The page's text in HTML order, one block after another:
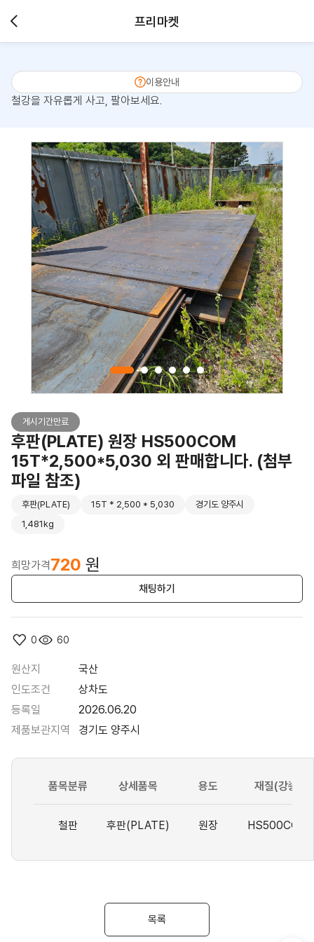
프리마켓
이용안내
철강을 자유롭게 사고, 팔아보세요.
게시기간만료
후판(PLATE) 원장 HS500COM
15T*2,500*5,030 외 판매합니다. (첨부
파일 참조)
후판(PLATE) 15T * 2,500 * 5,030
경기도 양주시
1,481kg
희망가격720 원
채팅하기
0 60
원산지
국산
인도조건
상차도
등록일
2026.06.20
제품보관지역
경기도 양주시
품목분류 상세품목 용도 재질(강종)
철판 후판(PLATE) 원장 HS500COM
목록